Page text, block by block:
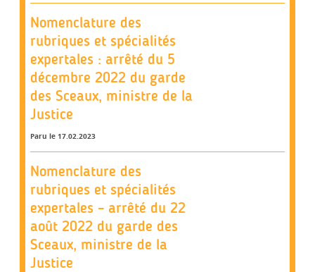
Nomenclature des
rubriques et spécialités
expertales : arrêté du 5
décembre 2022 du garde
des Sceaux, ministre de la
Justice
Paru le 17.02.2023
Nomenclature des
rubriques et spécialités
expertales – arrêté du 22
août 2022 du garde des
Sceaux, ministre de la
Justice